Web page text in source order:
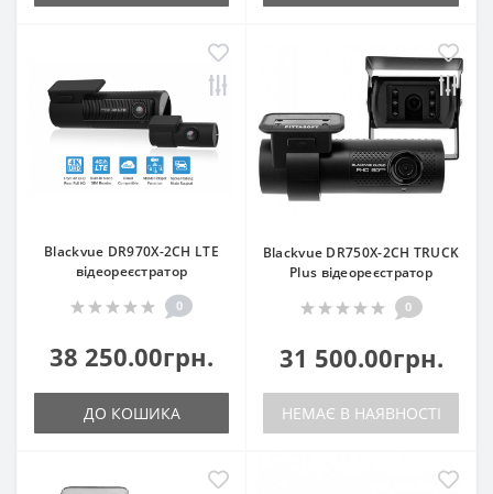
Blackvue DR970Х-2CH LTE
відеореєстратор
0
38 250.00грн.
ДО КОШИКА
Blackvue DR750X-2CH TRUCK
Plus відеореєстратор
0
31 500.00грн.
НЕМАЄ В НАЯВНОСТІ